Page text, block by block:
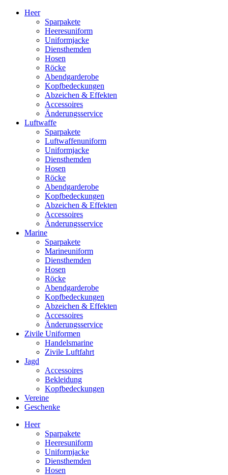
Heer
Sparpakete
Heeresuniform
Uniformjacke
Diensthemden
Hosen
Röcke
Abendgarderobe
Kopfbedeckungen
Abzeichen & Effekten
Accessoires
Änderungsservice
Luftwaffe
Sparpakete
Luftwaffenuniform
Uniformjacke
Diensthemden
Hosen
Röcke
Abendgarderobe
Kopfbedeckungen
Abzeichen & Effekten
Accessoires
Änderungsservice
Marine
Sparpakete
Marineuniform
Diensthemden
Hosen
Röcke
Abendgarderobe
Kopfbedeckungen
Abzeichen & Effekten
Accessoires
Änderungsservice
Zivile Uniformen
Handelsmarine
Zivile Luftfahrt
Jagd
Accessoires
Bekleidung
Kopfbedeckungen
Vereine
Geschenke
Heer
Sparpakete
Heeresuniform
Uniformjacke
Diensthemden
Hosen